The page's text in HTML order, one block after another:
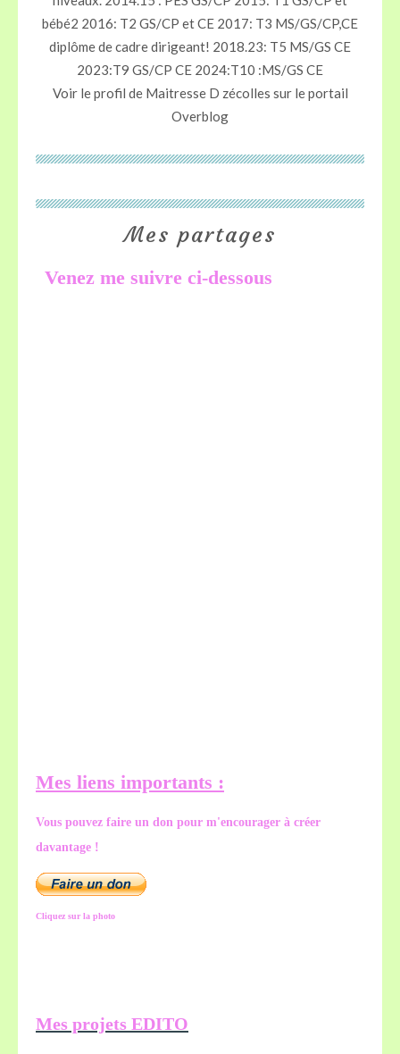
bébé2 2016: T2 GS/CP et CE 2017: T3 MS/GS/CP,CE
diplôme de cadre dirigeant! 2018.23: T5 MS/GS CE
2023:T9 GS/CP CE 2024:T10 :MS/GS CE
Voir le profil de Maitresse D zécolles sur le portail
Overblog
Mes partages
Venez me suivre ci-dessous
Mes liens importants :
Vous pouvez faire un don pour m'encourager à créer
davantage !
Cliquez sur la photo
Mes projets EDITO